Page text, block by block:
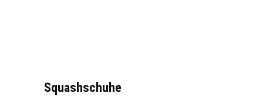
Squashschuhe